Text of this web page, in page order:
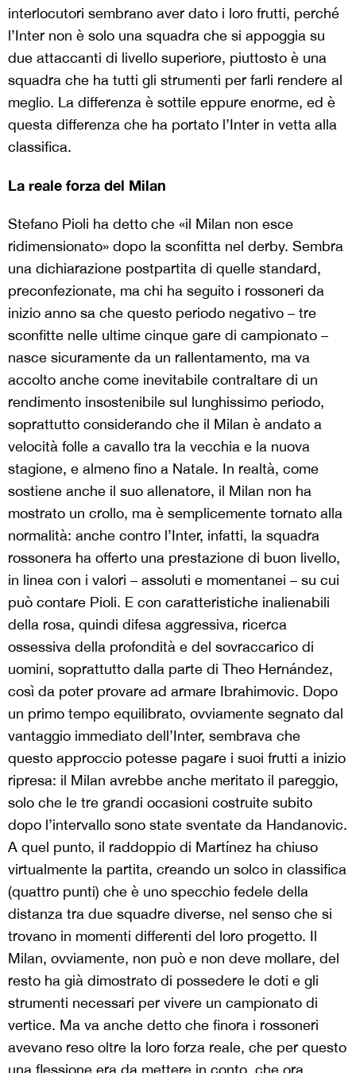
interlocutori sembrano aver dato i loro frutti, perché
l’Inter non è solo una squadra che si appoggia su
due attaccanti di livello superiore, piuttosto è una
squadra che ha tutti gli strumenti per farli rendere al
meglio. La differenza è sottile eppure enorme, ed è
questa differenza che ha portato l’Inter in vetta alla
classifica.
La reale forza del Milan
Stefano Pioli ha detto che «il Milan non esce
ridimensionato» dopo la sconfitta nel derby. Sembra
una dichiarazione postpartita di quelle standard,
preconfezionate, ma chi ha seguito i rossoneri da
inizio anno sa che questo periodo negativo – tre
sconfitte nelle ultime cinque gare di campionato –
nasce sicuramente da un rallentamento, ma va
accolto anche come inevitabile contraltare di un
rendimento insostenibile sul lunghissimo periodo,
soprattutto considerando che il Milan è andato a
velocità folle a cavallo tra la vecchia e la nuova
stagione, e almeno fino a Natale. In realtà, come
sostiene anche il suo allenatore, il Milan non ha
mostrato un crollo, ma è semplicemente tornato alla
normalità: anche contro l’Inter, infatti, la squadra
rossonera ha offerto una prestazione di buon livello,
in linea con i valori – assoluti e momentanei – su cui
può contare Pioli. E con caratteristiche inalienabili
della rosa, quindi difesa aggressiva, ricerca
ossessiva della profondità e del sovraccarico di
uomini, soprattutto dalla parte di Theo Hernández,
così da poter provare ad armare Ibrahimovic. Dopo
un primo tempo equilibrato, ovviamente segnato dal
vantaggio immediato dell’Inter, sembrava che
questo approccio potesse pagare i suoi frutti a inizio
ripresa: il Milan avrebbe anche meritato il pareggio,
solo che le tre grandi occasioni costruite subito
dopo l’intervallo sono state sventate da Handanovic.
A quel punto, il raddoppio di Martínez ha chiuso
virtualmente la partita, creando un solco in classifica
(quattro punti) che è uno specchio fedele della
distanza tra due squadre diverse, nel senso che si
trovano in momenti differenti del loro progetto. Il
Milan, ovviamente, non può e non deve mollare, del
resto ha già dimostrato di possedere le doti e gli
strumenti necessari per vivere un campionato di
vertice. Ma va anche detto che finora i rossoneri
avevano reso oltre la loro forza reale, che per questo
una flessione era da mettere in conto, che ora